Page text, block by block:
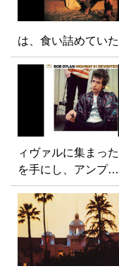
は、食い詰めてい
ィヴァルに集まっ
を手にし、アンプ…